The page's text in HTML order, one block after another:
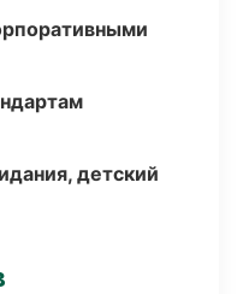
детский